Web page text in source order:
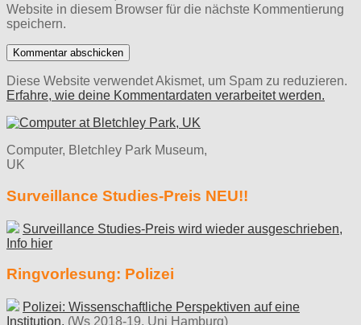
Website in diesem Browser für die nächste Kommentierung
speichern.
Diese Website verwendet Akismet, um Spam zu reduzieren.
Erfahre, wie deine Kommentardaten verarbeitet werden.
Computer, Bletchley Park Museum,
UK
Surveillance Studies-Preis NEU!!
Surveillance Studies-Preis wird wieder ausgeschrieben,
Info hier
Ringvorlesung: Polizei
Polizei: Wissenschaftliche Perspektiven auf eine
Institution. (Ws 2018-19, Uni Hamburg)